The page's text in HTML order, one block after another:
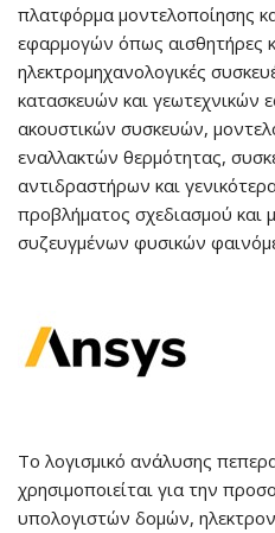
πλατφόρμα μοντελοποίησης
εφαρμογών όπως αισθητήρες
ηλεκτρομηχανολογικές
κατασκευών και γεωτεχνικών
ακουστικών συσκευών,
εναλλακτών θερμότητας,
αντιδραστήρων και
προβλήματος σχεδιασμού και
συζευγμένων φυσικών
Το λογισμικό ανάλυσης
χρησιμοποιείται για την
υπολογιστών δομών,